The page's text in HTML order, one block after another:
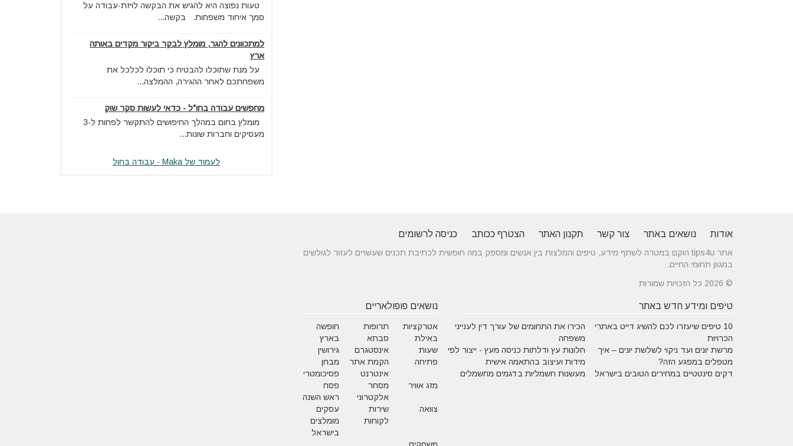
טעות נפוצה היא להגיש את הבקשה לויזת-עבודה על
סמך איחוד משפחות. בקשה...
למתכוונים להגר, מומלץ לבקר ביקור מקדים באותה
ארץ
על מנת שתוכלו להבטיח כי תוכלו לכלכל את
משפחתכם לאחר ההגירה, ההמלצה...
מחפשים עבודה בחו"ל - כדאי לעשות סקר שוק
מומלץ בחום במהלך החיפושים להתקשר לפחות ל-3
מעסיקים וחברות שונות...
לעמוד של Maka - עבודה בחול
אודות נושאים באתר צור קשר תקנון האתר הצטרף ככותב כניסה לרשומים
אתר tips4u הוקם במטרה לשתף מידע, טיפים והמלצות בין אנשים ומספק במה חופשית לכתיבת תכנים שעשויים לעזור לגולשים
במגוון תחומי החיים.
© 2026 כל הזכויות שמורות
טיפים ומידע חדש באתר
10 טיפים שיעזרו לכם להשיג דייט באתרי
הכרויות
הכירו את התחומים של עורך דין לענייני
משפחה
מרשת יונים ועד ניקוי לשלשת יונים – איך
מטפלים במפגע הזה?
חלונות עץ ודלתות כניסה מעץ - ייצור לפי
מידות ועיצוב בהתאמה אישית
דקים סינטטיים במחירים הטובים בישראל
מעשנות חשמליות בדגמים מחשמלים
נושאים פופולאריים
אטרקציות
באילת
תרופות
סבתא
חופשה
בארץ
שעות
פתיחה
אינסטגרם
גירושין
הקמת אתר
אינטרנט
מבחן
פסיכומטרי
מזג אוויר
מסחר
אלקטרוני
פסח
ראש השנה
צוואה
שירות
לקוחות
עסקים
מומלצים
בישראל